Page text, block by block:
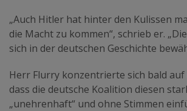
„Auch Hitler hat hinter den Kulissen
die Macht zu kommen“, schrieb er.
sich in der deutschen Geschichte
Herr Flurry konzentrierte sich bald
dass die deutsche Koalition diesen
„unehrenhaft“ und ohne Stimmen